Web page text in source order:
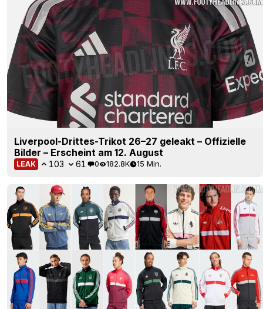
Liverpool-Drittes-Trikot 26–27 geleakt – Offizielle
Bilder – Erscheint am 12. August
LEAK 103 61 0 182.8K 15 Min.